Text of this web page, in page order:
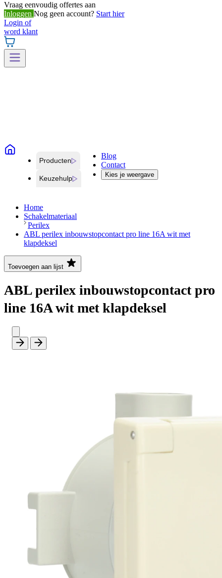
Vraag eenvoudig offertes aan
Inloggen Nog geen account? Start hier
Login of
word klant
Producten
Keuzehulp
Blog
Contact
Kies je weergave
Home
Schakelmateriaal
Perilex
ABL perilex inbouwstopcontact pro line 16A wit met
klapdeksel
Toevoegen aan lijst
ABL perilex inbouwstopcontact pro
line 16A wit met klapdeksel